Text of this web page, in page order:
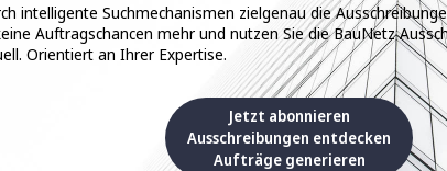
intelligente Suchmechanismen zielgenau die
Auftragschancen mehr und nutzen Sie die BauNetz
Orientiert an Ihrer Expertise.
Jetzt abonnieren
Ausschreibungen entdecken
Aufträge generieren